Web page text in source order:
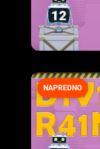
NAPREDNO